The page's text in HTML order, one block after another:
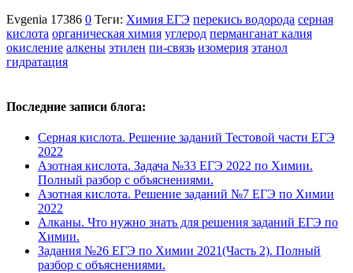
Evgenia 17386 0 Теги: Химия ЕГЭ перекись водорода серная
кислота органическая химия углерод перманганат калия
окисление алкены этилен пи-связь изомерия этанол
гидратация
Последние записи блога:
Серная кислота. Решение заданий Тестовой части ЕГЭ
2022
Азотная кислота. Задача №33 ЕГЭ 2022 по Химии.
Полный разбор с объяснениями.
Азотная кислота. Решение заданий №7 ЕГЭ по Химии
2022
Алканы. Что нужно знать для решения заданий ЕГЭ по
Химии.
Задания №26 ЕГЭ по Химии 2021(Часть 2). Полный
разбор с объяснениями.